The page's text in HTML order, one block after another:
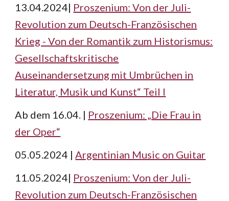
13.04.2024| Proszenium: Von der Juli-
Revolution zum Deutsch-Französischen
Krieg - Von der Romantik zum Historismus:
Gesellschaftskritische
Auseinandersetzung mit Umbrüchen in
Literatur, Musik und Kunst“ Teil I
Ab dem 16.04. | Proszenium: „Die Frau in
der Oper“
05.05.2024 |Argentinian Music on Guitar
11.05.2024| Proszenium: Von der Juli-
Revolution zum Deutsch-Französischen